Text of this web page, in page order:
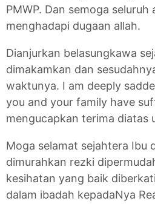
PMWP. Dan semoga
menghadapi dugaan allah.
Dianjurkan belasungkawa
dimakamkan dan
waktunya. I am deeply
you and your family have
mengucapkan terima diatas
Moga selamat sejahtera Ibu
dimurahkan rezki
kesihatan yang baik
dalam ibadah kepadaNya